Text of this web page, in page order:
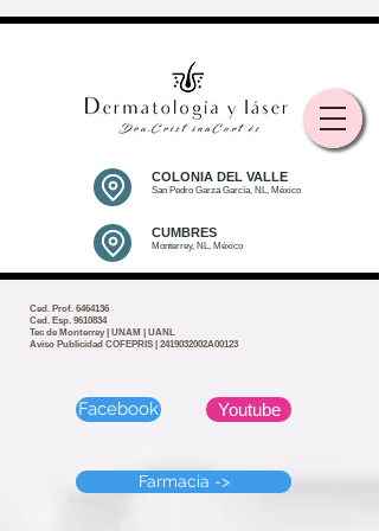
Facebook Youtube
CUMBRES
Monterrey, NL, México
Ced. Prof. 6464136
Ced. Esp. 9610834
Tec de Monterrey | UNAM | UANL
Aviso Publicidad COFEPRIS | 2419032002A00123
COLONIA DEL VALLE
San Pedro Garza García, NL, México
Farmacia ->